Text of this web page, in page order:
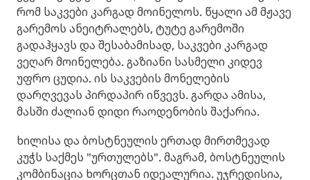
რომ საკვები კარგად მოინელოს. წყალი ამ მჟავე
გარემოს ანეიტრალებს, ტუტე გარემოში
გადაჰყავს და შესაბამისად, საკვები კარგად
ვეღარ მოინელება. გაზიანი სასმელი კიდევ
უფრო ცუდია. ის საკვების მონელების
დარღვევას პირდაპირ იწვევს. გარდა ამისა,
მასში ძალიან დიდი რაოდენობის შაქარია.
ხილისა და ბოსტნეულის ერთად მირთმევად
კუჭს საქმეს "ურთულებს". მაგრამ, ბოსტნეულის
კომბინაცია ხორცთან იდეალურია. უჯრედისია,